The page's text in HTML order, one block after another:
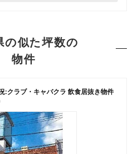
の似た坪数の
物件
:クラブ・キャバクラ 飲食居抜き物件